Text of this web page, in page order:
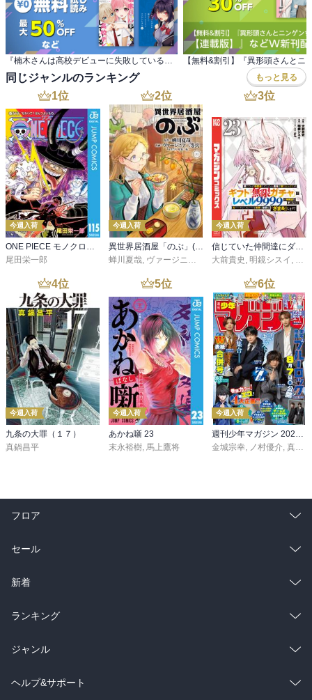
『楠木さんは高校デビューに失敗している』 新刊配信キャンペーン
同じジャンルのランキング もっと見る
1位
今週入荷
尾田栄一郎
2位
今週入荷
蝉川夏哉 ヴァージニア二等兵 ,転
3位
今週入荷
大前貴史 明鏡シスイ
4位
今週入荷
九条の大罪（１７）
真鍋昌平
5位
今週入荷
あかね噺 23
末永裕樹, 馬上鷹将
6位
今週入荷
週刊少年マガジン 2026年36・37号[2026年8月5日発売]
金城宗幸, ノ村優介, 真島ヒロ
フロア
総合
ラノベ
雑誌・グラビア
BL・TL
セール
総合
ラノベ
雑誌・グラビア
BL・TL
新着
総合
ラノベ
雑誌・グラビア
ランキング
総合
ラノベ
ジャンル
コミック
ヘルプ&サポート